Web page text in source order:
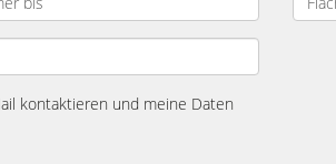
kontaktieren und meine Daten